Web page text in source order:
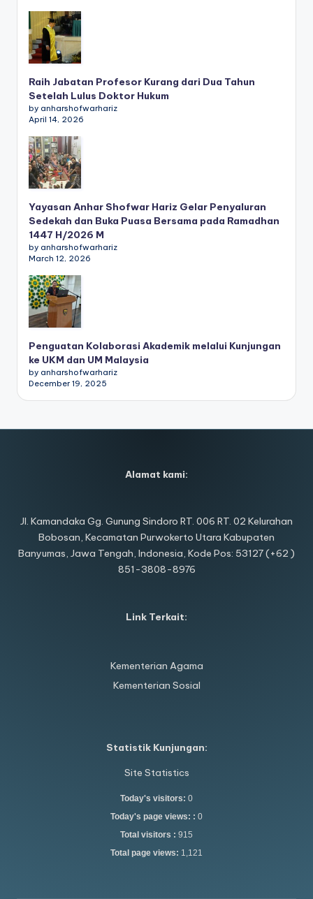
Raih Jabatan Profesor Kurang dari Dua Tahun
Setelah Lulus Doktor Hukum
by anharshofwarhariz
April 14, 2026
Yayasan Anhar Shofwar Hariz Gelar Penyaluran
Sedekah dan Buka Puasa Bersama pada Ramadhan
1447 H/2026 M
by anharshofwarhariz
March 12, 2026
Penguatan Kolaborasi Akademik melalui Kunjungan
ke UKM dan UM Malaysia
by anharshofwarhariz
December 19, 2025
Alamat kami:
Jl. Kamandaka Gg. Gunung Sindoro RT. 006 RT. 02 Kelurahan
Bobosan, Kecamatan Purwokerto Utara Kabupaten
Banyumas, Jawa Tengah, Indonesia, Kode Pos: 53127 (+62 )
851-3808-8976
Link Terkait:
Kementerian Agama
Kementerian Sosial
Statistik Kunjungan:
Site Statistics
Today's visitors: 0
Today's page views: : 0
Total visitors : 915
Total page views: 1,121